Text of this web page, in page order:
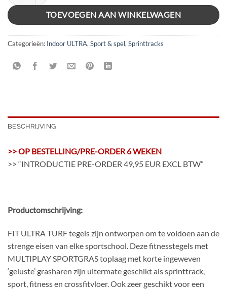
TOEVOEGEN AAN WINKELWAGEN
Categorieën: Indoor ULTRA, Sport & spel, Sprinttracks
BESCHRIJVING
>> OP BESTELLING/PRE-ORDER 6 WEKEN
>> “INTRODUCTIE PRE-ORDER 49,95 EUR EXCL BTW”
Productomschrijving:
FIT ULTRA TURF tegels zijn ontworpen om te voldoen aan de
strenge eisen van elke sportschool. Deze fitnesstegels met
MULTIPLAY SPORTGRAS toplaag met korte ingeweven
‘geluste’ grasharen zijn uitermate geschikt als sprinttrack,
sport, fitness en crossfitvloer. Ook zeer geschikt voor een